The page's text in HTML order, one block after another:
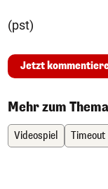
(pst)
Jetzt
Mehr zum Thema
Videospiel Timeout